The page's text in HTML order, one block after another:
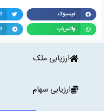
فیسبوک
واتس‌اپ
ارزیابی ملک
ارزیابی سهام